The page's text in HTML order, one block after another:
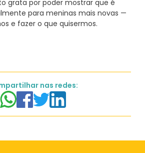
grata por poder mostrar que é
para meninas mais novas —
e fazer o que quisermos.
nas redes: